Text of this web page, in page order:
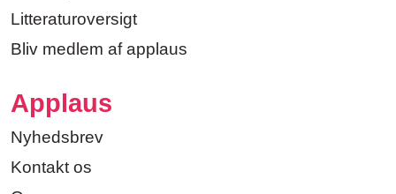
Litteraturoversigt
Bliv medlem af applaus
Applaus
Nyhedsbrev
Kontakt os